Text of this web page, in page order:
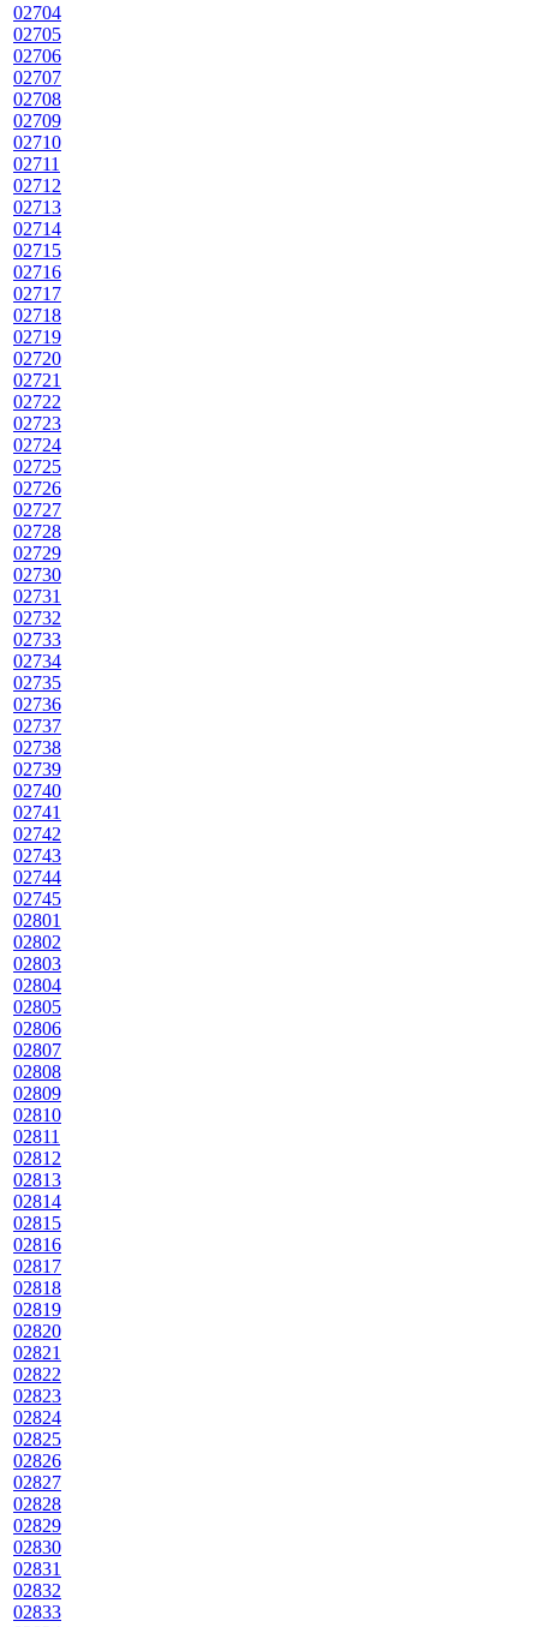
02704
02705
02706
02707
02708
02709
02710
02711
02712
02713
02714
02715
02716
02717
02718
02719
02720
02721
02722
02723
02724
02725
02726
02727
02728
02729
02730
02731
02732
02733
02734
02735
02736
02737
02738
02739
02740
02741
02742
02743
02744
02745
02801
02802
02803
02804
02805
02806
02807
02808
02809
02810
02811
02812
02813
02814
02815
02816
02817
02818
02819
02820
02821
02822
02823
02824
02825
02826
02827
02828
02829
02830
02831
02832
02833